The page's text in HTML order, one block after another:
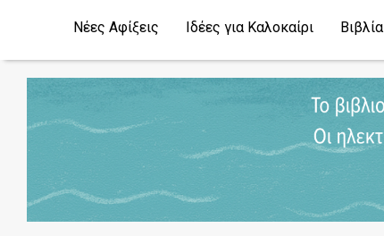
Νέες Αφίξεις Ιδέες για Καλοκαίρι Βιβλία